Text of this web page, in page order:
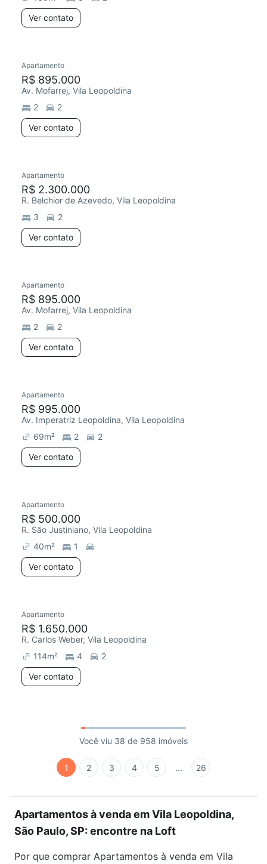
Ver contato
Apartamento
R$ 895.000
Av. Mofarrej, Vila Leopoldina
2
2
Ver contato
Apartamento
R$ 2.300.000
R. Belchior de Azevedo, Vila Leopoldina
3
2
Ver contato
Apartamento
R$ 895.000
Av. Mofarrej, Vila Leopoldina
2
2
Ver contato
Apartamento
R$ 995.000
Av. Imperatriz Leopoldina, Vila Leopoldina
69m² 2
2
Ver contato
Apartamento
R$ 500.000
R. São Justiniano, Vila Leopoldina
40m²
1
Ver contato
Apartamento
R$ 1.650.000
R. Carlos Weber, Vila Leopoldina
114m² 4
2
Ver contato
Você viu 38 de 958 imóveis
1 2 3 4 5 ... 26
Apartamentos à venda em Vila Leopoldina,
São Paulo, SP: encontre na Loft
Por que comprar Apartamentos à venda em Vila